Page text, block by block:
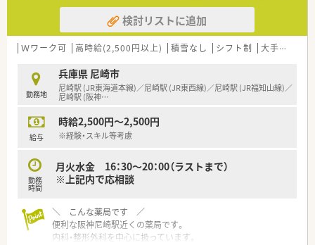
≪こんな方にオススメ！≫
・転職活動中にブランクを空けたくない方
・様々な薬局で経験を積みたい方
・転居や留学の予定があり、期間を区切って働きたい方
派遣のメリットを使って働いてみませんか。
また、非公開の派遣求人もありますのでご希望に合わせてご紹介
ご不明な点などは詳しくご説明いたしますので、お気軽にお問い
合わせください☆
検討リストに追加
Ｗワーク可 高時給(2,500円以上) 積雪なし シフト制 大手チェーン
勤務地
兵庫県 尼崎市
尼崎駅 (JR東海道本線)／尼崎駅 (JR東西線)／尼崎駅 (JR福知山線)／
尼崎駅 (阪神…
給与
時給2,500円～2,500円
※経験・スキル等考慮
勤務
時間
月火水金 16：30～20：00（ラストまで）
※上記内で応相談
＼ こんな薬局です ／
便利な阪神尼崎駅近くの薬局です。
内科・整形外科を中心に扱っています。